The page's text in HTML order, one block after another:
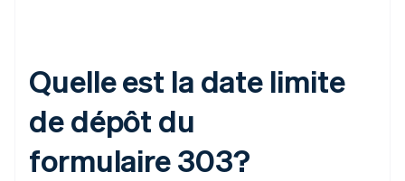
Quelle est la date limite
de dépôt du
formulaire 303?